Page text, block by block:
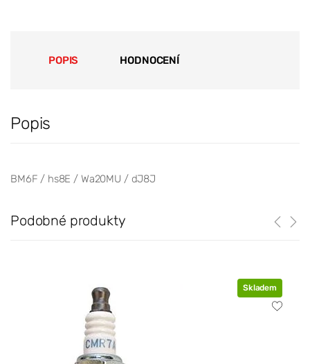
POPIS HODNOCENÍ
Popis
BM6F / hs8E / Wa20MU / dJ8J
Podobné produkty
Skladem